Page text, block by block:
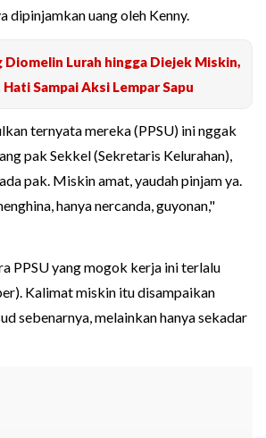
dipinjamkan uang oleh Kenny.
Diomelin Lurah hingga Diejek Miskin,
Sampai Aksi Lempar Sapu
ternyata mereka (PPSU) ini nggak
pak Sekkel (Sekretaris Kelurahan),
pak. Miskin amat, yaudah pinjam ya.
hanya nercanda, guyonan,"
PPSU yang mogok kerja ini terlalu
Kalimat miskin itu disampaikan
sebenarnya, melainkan hanya sekadar